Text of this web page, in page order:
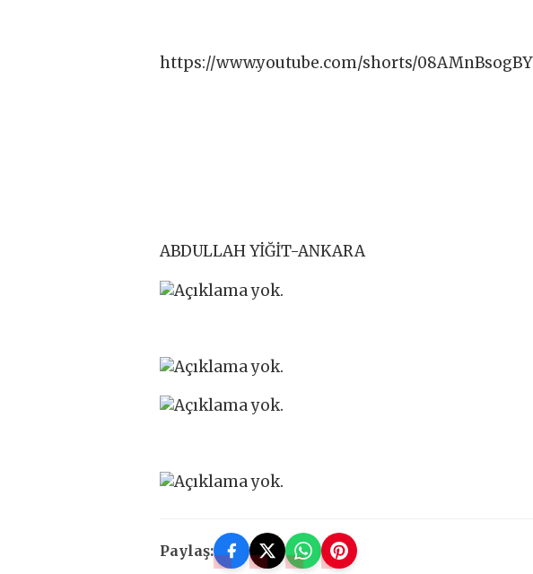
https://www.youtube.com/shorts/08AMnBsogBY
ABDULLAH YİĞİT-ANKARA
Paylaş: